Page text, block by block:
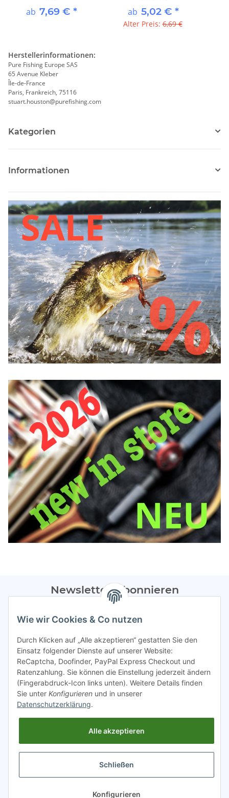
ab 7,69 € * ab 5,02 € *
Alter Preis:6,69 €
Herstellerinformationen:
Pure Fishing Europe SAS
65 Avenue Kleber
Île-de-France
Paris, Frankreich, 75116
stuart.houston@purefishing.com
Kategorien
Informationen
Newsletter Abonnieren
Bitte sendet mir entsprechend eurer
regelmäßig Infos zu euren Aktionen per E-Mail zu.
Abonnieren
Spamschutz aktiv
Gesetzliche Informationen
* Alle Preise inkl. gesetzlicher USt.
Wie wir Cookies & Co nutzen
Durch Klicken auf „Alle akzeptieren“ gestatten Sie den
Einsatz folgender Dienste auf unserer Website:
ReCaptcha, Doofinder, PayPal Express Checkout und
Ratenzahlung. Sie können die Einstellung jederzeit ändern
(Fingerabdruck-Icon links unten). Weitere Details finden
Sie unter Konfigurieren und in unserer
Datenschutzerklärung.
Alle akzeptieren
Schließen
Konfigurieren